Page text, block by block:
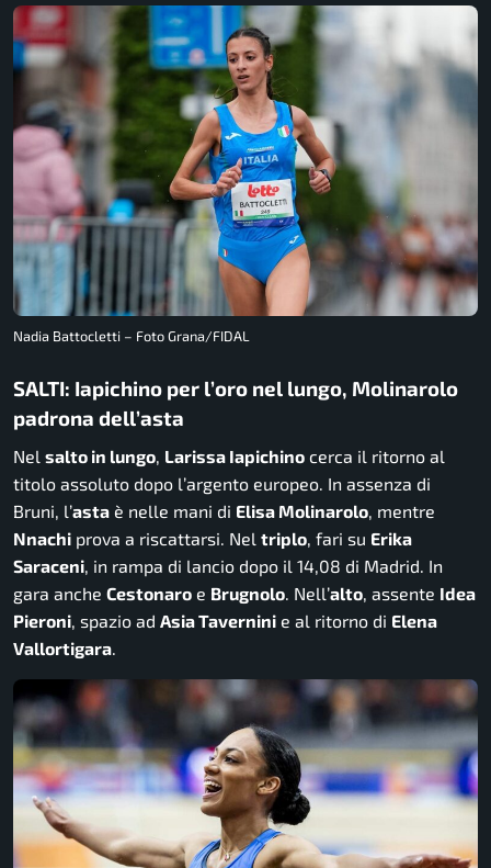
Nadia Battocletti – Foto Grana/FIDAL
SALTI: Iapichino per l’oro nel lungo, Molinarolo
padrona dell’asta
Nel salto in lungo, Larissa Iapichino cerca il ritorno al
titolo assoluto dopo l’argento europeo. In assenza di
Bruni, l’asta è nelle mani di Elisa Molinarolo, mentre
Nnachi prova a riscattarsi. Nel triplo, fari su Erika
Saraceni, in rampa di lancio dopo il 14,08 di Madrid. In
gara anche Cestonaro e Brugnolo. Nell’alto, assente Idea
Pieroni, spazio ad Asia Tavernini e al ritorno di Elena
Vallortigara.